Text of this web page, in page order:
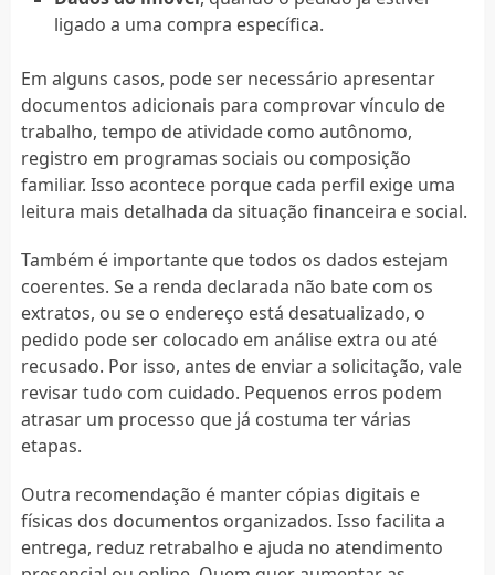
ligado a uma compra específica.
Em alguns casos, pode ser necessário apresentar
documentos adicionais para comprovar vínculo de
trabalho, tempo de atividade como autônomo,
registro em programas sociais ou composição
familiar. Isso acontece porque cada perfil exige uma
leitura mais detalhada da situação financeira e social.
Também é importante que todos os dados estejam
coerentes. Se a renda declarada não bate com os
extratos, ou se o endereço está desatualizado, o
pedido pode ser colocado em análise extra ou até
recusado. Por isso, antes de enviar a solicitação, vale
revisar tudo com cuidado. Pequenos erros podem
atrasar um processo que já costuma ter várias
etapas.
Outra recomendação é manter cópias digitais e
físicas dos documentos organizados. Isso facilita a
entrega, reduz retrabalho e ajuda no atendimento